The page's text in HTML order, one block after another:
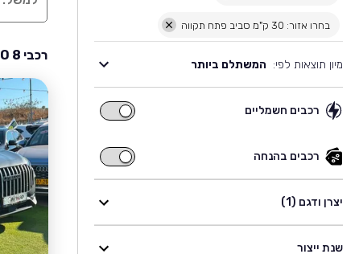
בחרו אזור: 30 ק"מ סביב פתח תקווה
מיון תוצאות לפי: המשתלם ביותר
רכבים חשמליים
רכבים
רכבים בהנחה
רכבים
בהנחה
יצרן ודגם (1)
שנת ייצור
רכבי JAECOO 8 יד שניה למכירה בסביבת פתח תקווה